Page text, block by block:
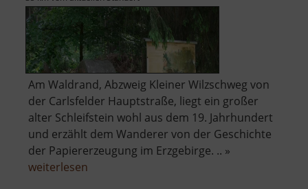
Am Waldrand, Abzweig Kleiner Wilzschweg von
der Carlsfelder Hauptstraße, liegt ein großer
alter Schleifstein wohl aus dem 19. Jahrhundert
und erzählt dem Wanderer von der Geschichte
der Papiererzeugung im Erzgebirge. .. »
weiterlesen